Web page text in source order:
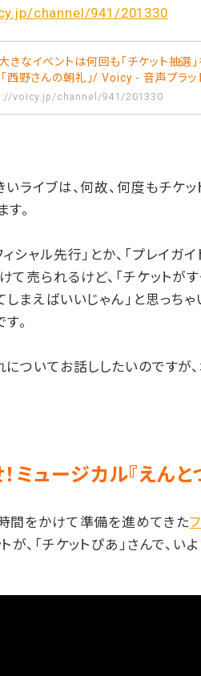
channel/941/201330
きなイベントは何回も「チケット抽選
西野さんの朝礼」/ Voicy - 音声プラッ
voicy.jp/channel/941/201330
いライブは、何故、何度もチケ
。
シャル先行」とか、「プレイガ
て売られるけど、「チケットが
しまえばいいじゃん」と思っち
。
についてお話ししたいのですが
ミュージカル『えん
間をかけて準備を進めてきた
が、「チケットぴあ」さんで、い